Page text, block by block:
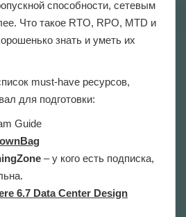
способности, сетевым
Что такое RTO, RPO, MTD и
знать и уметь их
must-have ресурсов,
для подготовки:
Guide
– у кого есть подписка,
6.7 Data Center Design